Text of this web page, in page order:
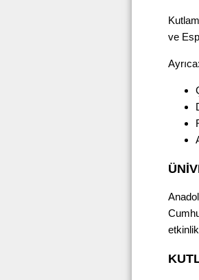
ve
Ayrıca: